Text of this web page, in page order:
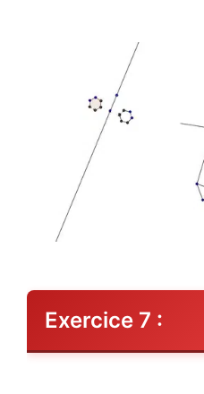
Exercice 7 :